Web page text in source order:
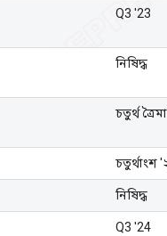
Q3 '23
নিষিদ্ধ
চতুর্থ
চতুর্থাংশ
নিষিদ্ধ
Q3 '24